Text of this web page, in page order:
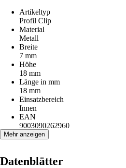
Artikeltyp
Profil Clip
Material
Metall
Breite
7 mm
Höhe
18 mm
Länge in mm
18 mm
Einsatzbereich
Innen
EAN
9003090262960
Mehr anzeigen
Datenblätter